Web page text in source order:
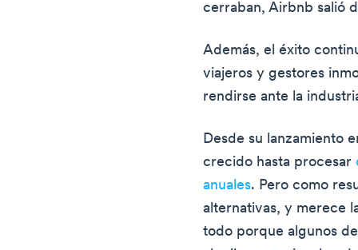
cerraban, Airbnb salió
Además, el éxito
viajeros y gestores
rendirse ante la
Desde su lanzamiento
crecido hasta procesar
anuales. Pero como
alternativas, y merece
todo porque algunos